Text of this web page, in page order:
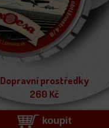
Dopravní prostředky
260 Kč
koupit